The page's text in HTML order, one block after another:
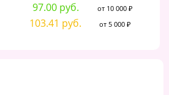
97.00 руб. от 10 000 ₽
103.41 руб. от 5 000 ₽